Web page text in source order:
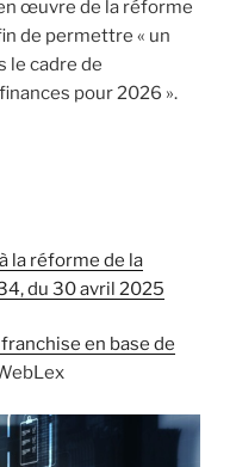
œuvre de la réforme
de permettre « un
le cadre de
pour 2026 ».
la réforme de la
du 30 avril 2025
en base de